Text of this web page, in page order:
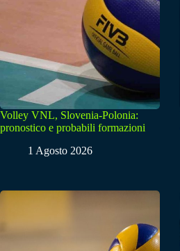
Volley VNL, Slovenia-Polonia:
pronostico e probabili formazioni
1 Agosto 2026